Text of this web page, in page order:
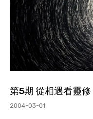
第5期 從相遇看靈修
2004-03-01